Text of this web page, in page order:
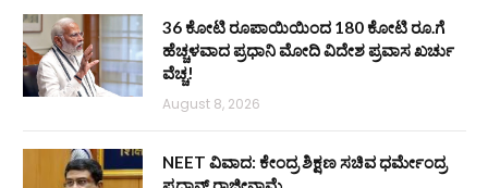
36 ಕೋಟಿ ರೂಪಾಯಿಯಿಂದ 180 ಕೋಟಿ ರೂ.ಗೆ
ಹೆಚ್ಚಳವಾದ ಪ್ರಧಾನಿ ಮೋದಿ ವಿದೇಶ ಪ್ರವಾಸ ಖರ್ಚು
ವೆಚ್ಚ!
August 8, 2026
NEET ವಿವಾದ: ಕೇಂದ್ರ ಶಿಕ್ಷಣ ಸಚಿವ ಧರ್ಮೇಂದ್ರ